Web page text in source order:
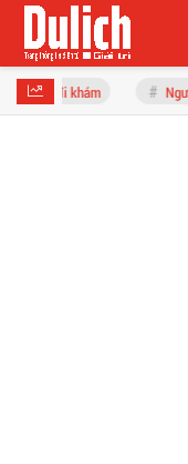
Người đàn ông gần như